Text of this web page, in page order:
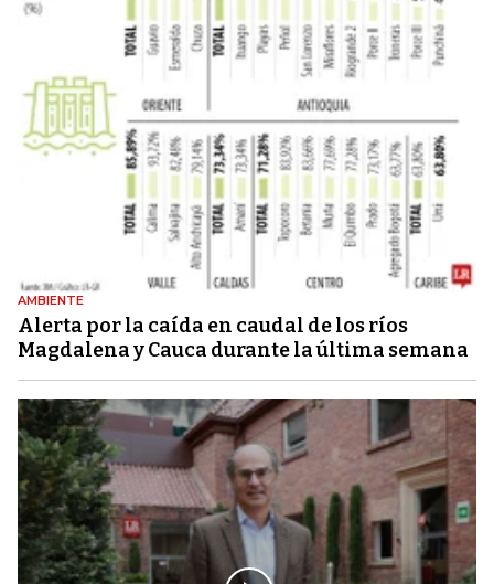
AMBIENTE
Alerta por la caída en caudal de los ríos
Magdalena y Cauca durante la última semana